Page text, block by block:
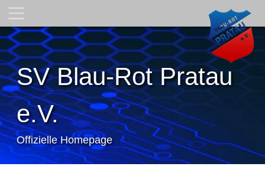
SV Blau-Rot Pratau
e.V.
Offizielle Homepage